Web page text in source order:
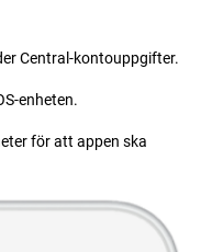
Central-kontouppgifter.
enheten.
för att appen ska